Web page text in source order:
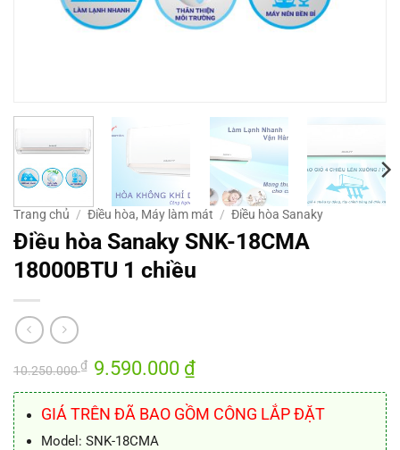
Trang chủ / Điều hòa, Máy làm mát / Điều hòa Sanaky
Điều hòa Sanaky SNK-18CMA
18000BTU 1 chiều
10.250.000₫ Giá
gốc
là:
10.250.000 ₫.
9.590.000 ₫Giá
tại
9.590.000 ₫.
GIÁ TRÊN ĐÃ BAO GỒM CÔNG LẮP ĐẶT
Model: SNK-18CMA